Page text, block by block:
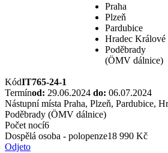
Praha
Plzeň
Pardubice
Hradec Králové
Poděbrady
(ÖMV dálnice)
KódIT765-24-1
Termínod: 29.06.2024 do: 06.07.2024
Nástupní místa Praha, Plzeň, Pardubice,
Poděbrady (ÖMV dálnice)
Počet nocí6
Dospělá osoba - polopenze18 990 Kč
Odjeto